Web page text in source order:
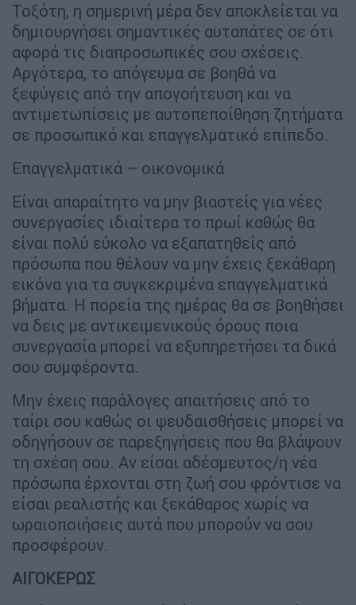
Τοξότη, η σημερινή μέρα δεν αποκλείεται να
δημιουργήσει σημαντικές αυταπάτες σε ότι
αφορά τις διαπροσωπικές σου σχέσεις.
Αργότερα, το απόγευμα σε βοηθά να
ξεφύγεις από την απογοήτευση και να
αντιμετωπίσεις με αυτοπεποίθηση ζητήματα
σε προσωπικό και επαγγελματικό επίπεδο.
Επαγγελματικά – οικονομικά
Είναι απαραίτητο να μην βιαστείς για νέες
συνεργασίες ιδιαίτερα το πρωί καθώς θα
είναι πολύ εύκολο να εξαπατηθείς από
πρόσωπα που θέλουν να μην έχεις ξεκάθαρη
εικόνα για τα συγκεκριμένα επαγγελματικά
βήματα. Η πορεία της ημέρας θα σε βοηθήσει
να δεις με αντικειμενικούς όρους ποια
συνεργασία μπορεί να εξυπηρετήσει τα δικά
σου συμφέροντα.
Μην έχεις παράλογες απαιτήσεις από το
ταίρι σου καθώς οι ψευδαισθήσεις μπορεί να
οδηγήσουν σε παρεξηγήσεις που θα βλάψουν
τη σχέση σου. Αν είσαι αδέσμευτος/η νέα
πρόσωπα έρχονται στη ζωή σου φρόντισε να
είσαι ρεαλιστής και ξεκάθαρος χωρίς να
ωραιοποιήσεις αυτά που μπορούν να σου
προσφέρουν.
ΑΙΓΟΚΕΡΩΣ